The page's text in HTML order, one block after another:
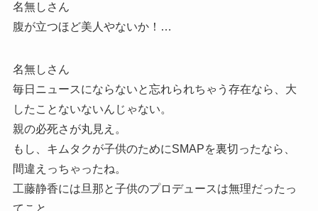
名無しさん
腹が立つほど美人やないか！…
名無しさん
毎日ニュースにならないと忘れられちゃう存在なら、大
したことないないんじゃない。
親の必死さが丸見え。
もし、キムタクが子供のためにSMAPを裏切ったなら、
間違えっちゃったね。
工藤静香には旦那と子供のプロデュースは無理だったっ